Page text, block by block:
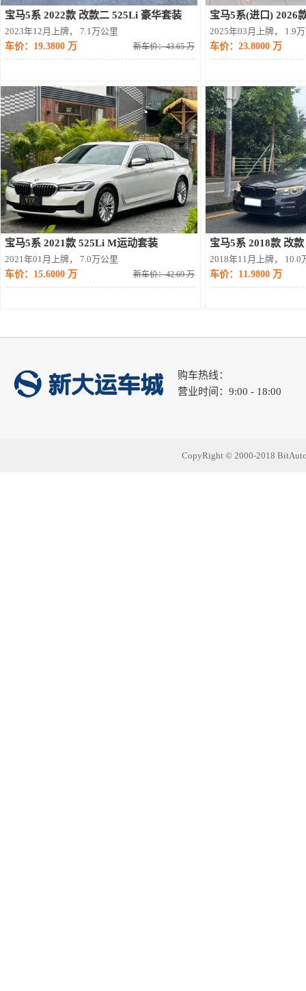
宝马5系 2022款 改款二 525Li 豪华套装
2023年12月上牌， 7.1万公里
车价：19.3800 万
新车价：43.65 万
宝马5系(进口) 2026
2025年03月上牌， 1.9
车价：23.8000 万
宝马5系 2021款 525Li M运动套装
2021年01月上牌， 7.0万公里
车价：15.6000 万
新车价：42.69 万
2018年11月上牌， 10.0
车价：11.9800 万
购车热线：
营业时间：9:00 - 18:00
CopyRight © 2000-2018